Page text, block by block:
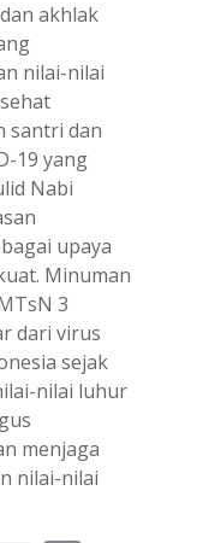
akhlak
nilai-nilai
santri dan
19 yang
Nabi
upaya
Minuman
3
dari virus
sejak
nilai luhur
menjaga
nilai-nilai